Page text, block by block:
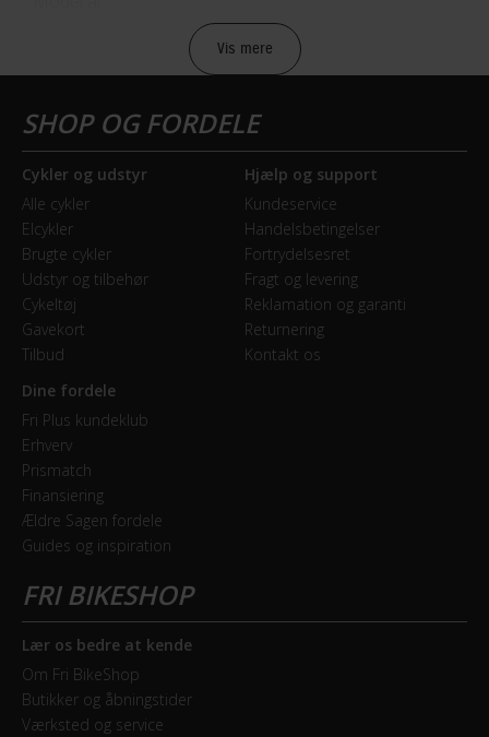
Batteri beskrivelse
500Wh PowerTube Battery
Batteriplacering
I stellet
Energiindhold (Wh)
500 Wh
BREMSER
Bagbremse
Hydraulisk skivebremse
Forbremse
ELCYKEL SYSTEM
Estimeret rækkevidde (km)
60 km - 80 km
Vis mere
Cykler og udstyr
Alle cykler
Elcykler
Brugte cykler
Udstyr og tilbehør
Cykeltøj
Gavekort
Tilbud
Hjælp og support
Kundeservice
Handelsbetingelser
Fortrydelsesret
Fragt og levering
Reklamation og garanti
Returnering
Kontakt os
Dine fordele
Fri Plus kundeklub
Erhverv
Prismatch
Finansiering
Ældre Sagen fordele
Guides og inspiration
Lær os bedre at kende
Om Fri BikeShop
Butikker og åbningstider
Værksted og service